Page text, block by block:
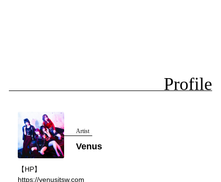
Profile
Artist
Venus
【HP】
https://venusitsw.com